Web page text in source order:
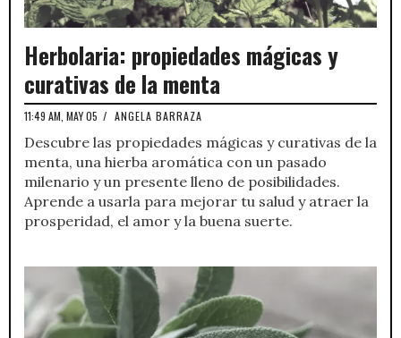
Herbolaria: propiedades mágicas y
curativas de la menta
11:49 AM, MAY 05 / ANGELA BARRAZA
Descubre las propiedades mágicas y curativas de la
menta, una hierba aromática con un pasado
milenario y un presente lleno de posibilidades.
Aprende a usarla para mejorar tu salud y atraer la
prosperidad, el amor y la buena suerte.